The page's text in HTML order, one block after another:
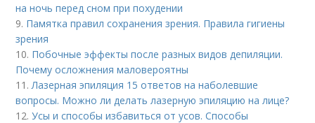
на ночь перед сном при похудении
9. Памятка правил сохранения зрения. Правила гигиены
зрения
10. Побочные эффекты после разных видов депиляции.
Почему осложнения маловероятны
11. Лазерная эпиляция 15 ответов на наболевшие
вопросы. Можно ли делать лазерную эпиляцию на лице?
12.Усы и способы избавиться от усов. Способы